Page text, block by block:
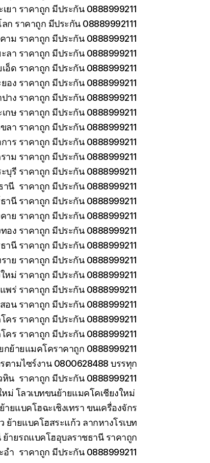
ยา ราคาถูก มีประกัน 0888999211
ราคาถูก มีประกัน 08889992111
ม ราคาถูก มีประกัน 0888999211
ลา ราคาถูก มีประกัน 0888999211
อ็ด ราคาถูก มีประกัน 0888999211
อง ราคาถูก มีประกัน 0888999211
าง ราคาถูก มีประกัน 0888999211
กษ ราคาถูก มีประกัน 0888999211
า ราคาถูก มีประกัน 0888999211
ร ราคาถูก มีประกัน 0888999211
ม ราคาถูก มีประกัน 0888999211
บุรี ราคาถูก มีประกัน 0888999211
นี ราคาถูก มีประกัน 0888999211
นี ราคาถูก มีประกัน 0888999211
ย ราคาถูก มีประกัน 0888999211
อง ราคาถูก มีประกัน 0888999211
นี ราคาถูก มีประกัน 0888999211
าย ราคาถูก มีประกัน 0888999211
หม่ ราคาถูก มีประกัน 0888999211
ร่ ราคาถูก มีประกัน 0888999211
น ราคาถูก มีประกัน 0888999211
ร ราคาถูก มีประกัน 0888999211
ร ราคาถูก มีประกัน 0888999211
ย้ายแมคโคราคาถูก 0888999211
ตามไซร์งาน 0800628488 บรรทุก
หิน ราคาถูก มีประกัน 0888999211
หม่ โลวเบทขนย้ายแมคโคเชียงใหม่
ายแบคโฮฉะเชิงเทรา ขนเครื่องจักร
ย้ายแบคโฮสระแก้ว ลากหางโรเบท
ายรถแบคโฮอุบลราชธานี ราคาถูก
อำ ราคาถูก มีประกัน 0888999211